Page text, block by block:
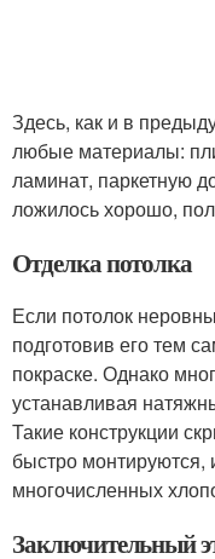
Здесь, как и в
любые материалы:
ламинат, паркетную
ложилось хорошо,
Отделка потолка
Если потолок
подготовив его тем
покраске. Однако
устанавливая
Такие конструкции
быстро монтируются,
многочисленных
Заключительный